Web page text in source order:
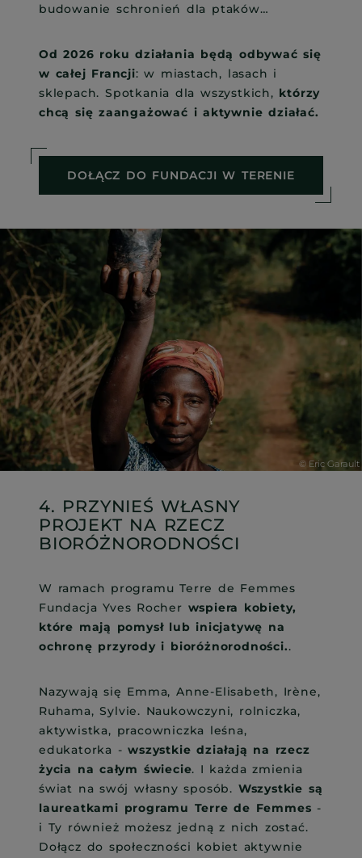
budowanie schronień dla ptaków…
Od 2026 roku działania będą odbywać się
w całej Francji: w miastach, lasach i
sklepach. Spotkania dla wszystkich, którzy
chcą się zaangażować i aktywnie działać.
DOŁĄCZ DO FUNDACJI W TERENIE
4. PRZYNIEŚ WŁASNY
PROJEKT NA RZECZ
BIORÓŻNORODNOŚCI
W ramach programu Terre de Femmes
Fundacja Yves Rocher wspiera kobiety,
które mają pomysł lub inicjatywę na
ochronę przyrody i bioróżnorodności..
Nazywają się Emma, Anne-Elisabeth, Irène,
Ruhama, Sylvie. Naukowczyni, rolniczka,
aktywistka, pracowniczka leśna,
edukatorka -wszystkie działają na rzecz
życia na całym świecie. I każda zmienia
świat na swój własny sposób. Wszystkie są
laureatkami programu Terre de Femmes -
i Ty również możesz jedną z nich zostać.
Dołącz do społeczności kobiet aktywnie